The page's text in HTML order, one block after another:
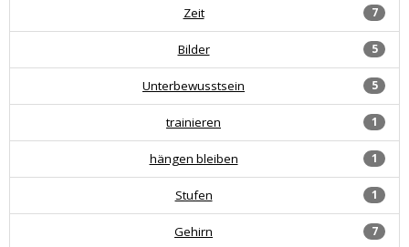
7
Zeit
5
Bilder
5
Unterbewusstsein
1
trainieren
1
hängen bleiben
1
Stufen
7
Gehirn